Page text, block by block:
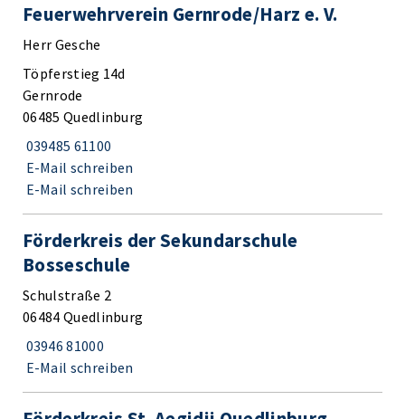
Feuerwehrverein Gernrode/Harz e. V.
Herr Gesche
Töpferstieg 14d
Gernrode
06485 Quedlinburg
039485 61100
E-Mail schreiben
E-Mail schreiben
Förderkreis der Sekundarschule
Bosseschule
Schulstraße 2
06484 Quedlinburg
03946 81000
E-Mail schreiben